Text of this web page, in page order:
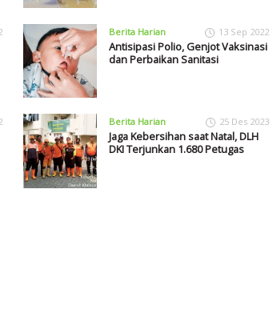
Berita Harian 13 Sep 2022
Antisipasi Polio, Genjot Vaksinasi
dan Perbaikan Sanitasi
Berita Harian 25 Des 2023
Jaga Kebersihan saat Natal, DLH
DKI Terjunkan 1.680 Petugas